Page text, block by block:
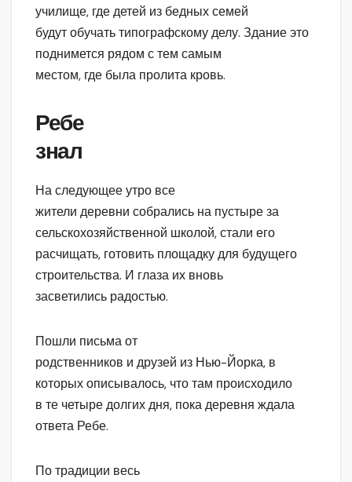
училище, где детей из бедных семей
будут обучать типографскому делу. Здание это
поднимется рядом с тем самым
местом, где была пролита кровь.
Ребе
знал
На следующее утро все
жители деревни собрались на пустыре за
сельскохозяйственной школой, стали его
расчищать, готовить площадку для будущего
строительства. И глаза их вновь
засветились радостью.
Пошли письма от
родственников и друзей из Нью-Йорка, в
которых описывалось, что там происходило
в те четыре долгих дня, пока деревня ждала
ответа Ребе.
По традиции весь